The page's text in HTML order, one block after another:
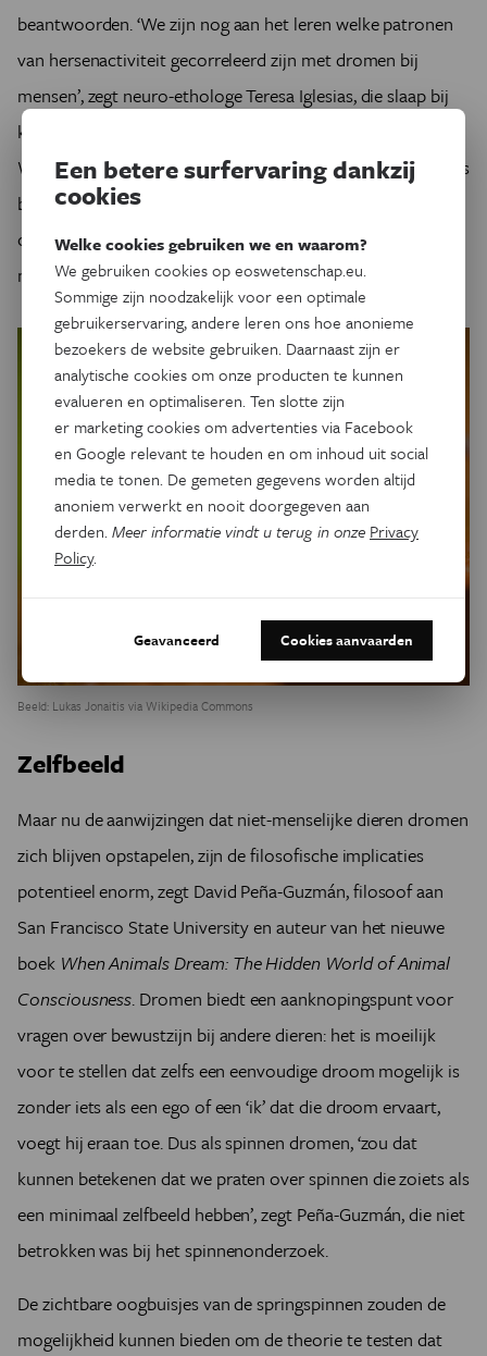
beantwoorden. ‘We zijn nog aan het leren welke patronen
van hersenactiviteit gecorreleerd zijn met dromen bij
mensen’, zegt neuro-ethologe Teresa Iglesias, die slaap bij
koppotigen bestudeert aan het Okinawa Instituut voor
Wetenschap en Technologie in Japan en niet betrokken was
bij het onderzoek naar de springspin. ‘Het is dus erg vroeg
om te verwachten dat we dromen op een fysiologische
manier kunnen identificeren bij andere dieren’, zegt ze.
Beeld: Lukas Jonaitis via Wikipedia Commons
Zelfbeeld
Maar nu de aanwijzingen dat niet-menselijke dieren dromen
zich blijven opstapelen, zijn de filosofische implicaties
potentieel enorm, zegt David Peña-Guzmán, filosoof aan
San Francisco State University en auteur van het nieuwe
boek When Animals Dream: The Hidden World of Animal
Consciousness. Dromen biedt een aanknopingspunt voor
vragen over bewustzijn bij andere dieren: het is moeilijk
voor te stellen dat zelfs een eenvoudige droom mogelijk is
zonder iets als een ego of een ‘ik’ dat die droom ervaart,
voegt hij eraan toe. Dus als spinnen dromen, ‘zou dat
kunnen betekenen dat we praten over spinnen die zoiets als
een minimaal zelfbeeld hebben’, zegt Peña-Guzmán, die niet
betrokken was bij het spinnenonderzoek.
De zichtbare oogbuisjes van de springspinnen zouden de
mogelijkheid kunnen bieden om de theorie te testen dat
Een betere surfervaring dankzij
cookies
Welke cookies gebruiken we en waarom?
We gebruiken cookies op eoswetenschap.eu.
Sommige zijn noodzakelijk voor een optimale
gebruikerservaring, andere leren ons hoe anonieme
bezoekers de website gebruiken. Daarnaast zijn er
analytische cookies om onze producten te kunnen
evalueren en optimaliseren. Ten slotte zijn
er marketing cookies om advertenties via Facebook
en Google relevant te houden en om inhoud uit social
media te tonen. De gemeten gegevens worden altijd
anoniem verwerkt en nooit doorgegeven aan
derden.Meer informatie vindt u terug in onze Privacy
Policy.
Geavanceerd Cookies aanvaarden